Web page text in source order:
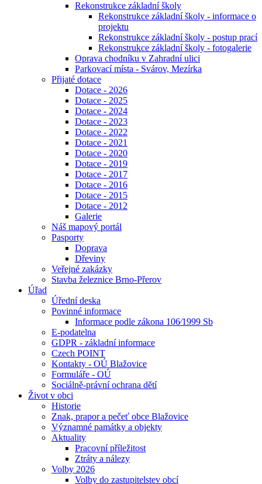
Rekonstrukce základní školy
Rekonstrukce základní školy - informace o
projektu
Rekonstrukce základní školy - postup prací
Rekonstrukce základní školy - fotogalerie
Oprava chodníku v Zahradní ulici
Parkovací místa - Svárov, Mezírka
Přijaté dotace
Dotace - 2026
Dotace - 2025
Dotace - 2024
Dotace - 2023
Dotace - 2022
Dotace - 2021
Dotace - 2020
Dotace - 2019
Dotace - 2017
Dotace - 2016
Dotace - 2015
Dotace - 2012
Galerie
Náš mapový portál
Pasporty
Doprava
Dřeviny
Veřejné zakázky
Stavba železnice Brno-Přerov
Úřad
Úřední deska
Povinné informace
Informace podle zákona 106⁄1999 Sb
E-podatelna
GDPR - základní informace
Czech POINT
Kontakty - OÚ Blažovice
Formuláře - OÚ
Sociálně-právní ochrana dětí
Život v obci
Historie
Znak, prapor a pečeť obce Blažovice
Významné památky a objekty
Aktuality
Pracovní příležitost
Ztráty a nálezy
Volby 2026
Volby do zastupitelstev obcí